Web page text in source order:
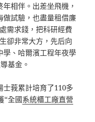
相伴。出差坐飛機，
做試驗，也盡量租借廉
需求錢，把科研經費
卻非常大方，先后向
學、哈爾濱工程年夜學
基金。
莪累計培育了110多
“全國系統櫃工廠直營